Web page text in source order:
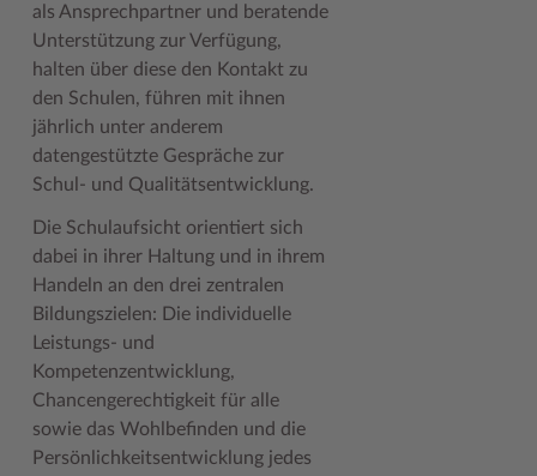
Ukrainehilfe
Woche der Seelischen Gesundheit
#MeinStormarn
Karrieretag
Was ist ein Kreis?
Zahlen, Daten, Fakten
als Ansprechpartner und beratende
Unterstützung zur Verfügung,
halten über diese den Kontakt zu
den Schulen, führen mit ihnen
jährlich unter anderem
datengestützte Gespräche zur
Schul- und Qualitätsentwicklung.
Die Schulaufsicht orientiert sich
dabei in ihrer Haltung und in ihrem
Handeln an den drei zentralen
Bildungszielen: Die individuelle
Leistungs- und
Kompetenzentwicklung,
Chancengerechtigkeit für alle
sowie das Wohlbefinden und die
Persönlichkeitsentwicklung jedes